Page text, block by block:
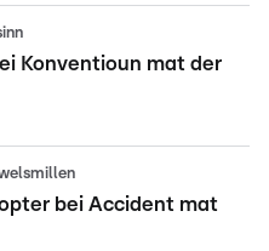
Konventioun mat der
bei Accident mat